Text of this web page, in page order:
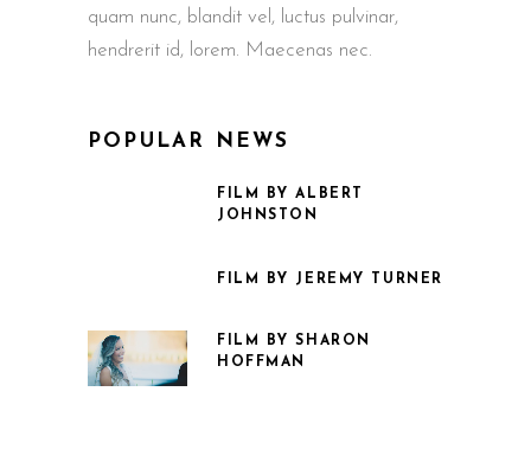
quam nunc, blandit vel, luctus pulvinar,
hendrerit id, lorem. Maecenas nec.
POPULAR NEWS
FILM BY ALBERT
JOHNSTON
FILM BY JEREMY TURNER
FILM BY SHARON
HOFFMAN